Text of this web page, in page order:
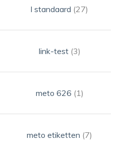
l standaard (27)
link-test (3)
meto 626 (1)
meto etiketten (7)